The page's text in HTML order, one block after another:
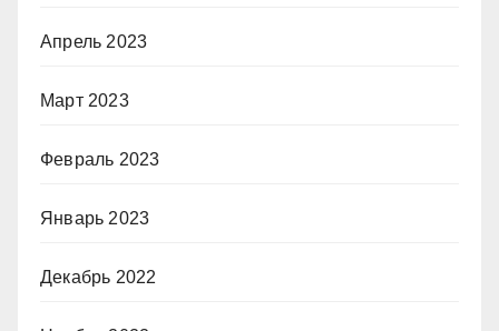
Апрель 2023
Март 2023
Февраль 2023
Январь 2023
Декабрь 2022